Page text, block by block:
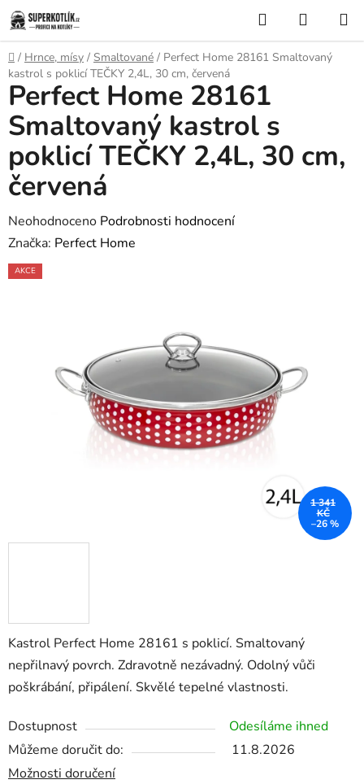
Přejít
na
obsah
Hledat
KOŠÍK
Domů
/ Hrnce, mísy / Smaltované / Perfect Home 28161 Smaltovaný
kastrol s poklicí TEČKY 2,4L, 30 cm, červená
Kastrol Perfect Home 28161 s poklicí. Smaltovaný
nepřilnavý povrch. Zdravotně nezávadný. Odolný vůči
poškrábání, připálení. Skvělé tepelné vlastnosti.
Dostupnost
Odesíláme ihned
Můžeme doručit do:
11.8.2026
Možnosti doručení
Perfect Home 28161
Smaltovaný kastrol s
poklicí TEČKY 2,4L, 30 cm,
červená
Průměrné
hodnocení
produktu
hvězdiček.
Neohodnoceno Podrobnosti hodnocení
Značka: Perfect Home
AKCE
1 341
KČ
–26 %